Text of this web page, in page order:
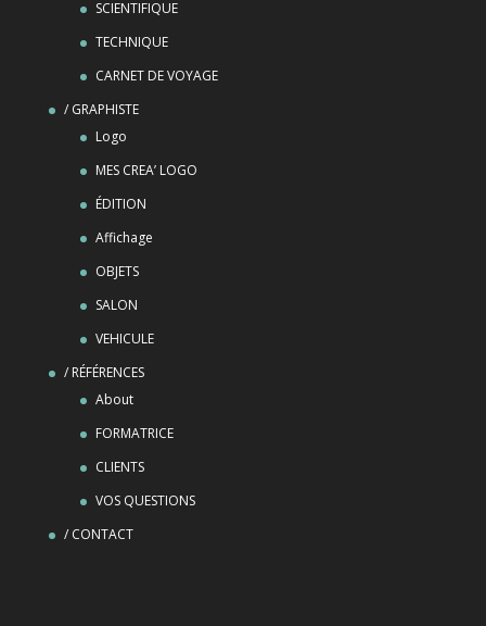
SCIENTIFIQUE
TECHNIQUE
CARNET DE VOYAGE
/ GRAPHISTE
Logo
MES CREA’ LOGO
ÉDITION
Affichage
OBJETS
SALON
VEHICULE
/ RÉFÉRENCES
About
FORMATRICE
CLIENTS
VOS QUESTIONS
/ CONTACT